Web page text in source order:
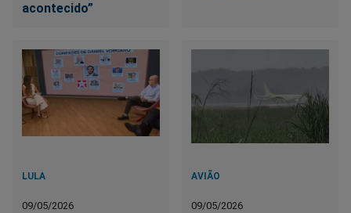
acontecido”
LULA
09/05/2026
AVIÃO
09/05/2026